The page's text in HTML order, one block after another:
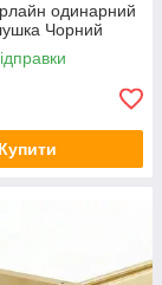
одинарний
Чорний
Купити